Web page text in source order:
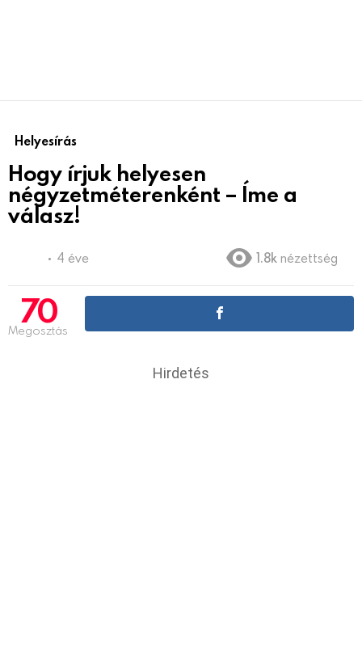
Helyesírás
Hogy írjuk helyesen
négyzetméterenként – Íme a
válasz!
4 éve 1.8k nézettség
70
Megosztás
Hirdetés